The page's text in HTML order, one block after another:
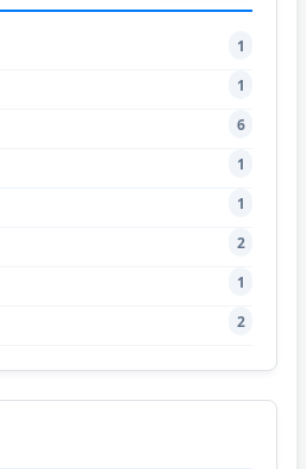
1
1
6
1
1
2
1
2